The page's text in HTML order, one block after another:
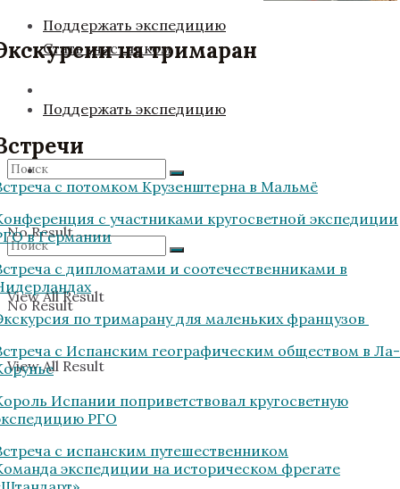
Поддержать экспедицию
No Result
View All Result
Стать участником
Поддержать экспедицию
No Result
View All Result
на тримаран
с потомком Крузенштерна в Мальмё
с участниками кругосветной экспедиции
в Германии
с дипломатами и соотечественниками в
по тримарану для маленьких французов
с Испанским географическим обществом в Ла-
Испании поприветствовал кругосветную
РГО
с испанским путешественником
экспедиции на историческом фрегате